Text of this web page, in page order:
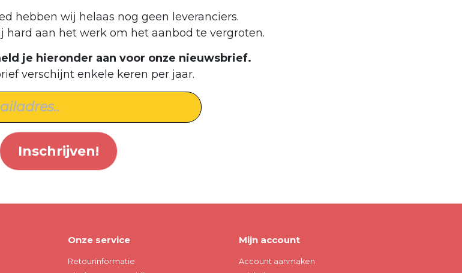
hebben wij helaas nog geen leveranciers.
hard aan het werk om het aanbod te vergroten.
je hieronder aan voor onze nieuwsbrief.
verschijnt enkele keren per jaar.
Inschrijven!
Onze service
Retourinformatie
Mijn account
Account aanmaken